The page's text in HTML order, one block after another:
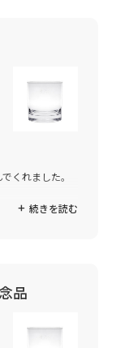
くれました。
続きを読む
品